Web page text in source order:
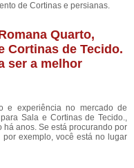
de Cortinas e persianas.
Quarto,
Cortinas de Tecido.
ser a melhor
e experiência no mercado de
Sala e Cortinas de Tecido.,
anos. Se está procurando por
por exemplo, você está no lugar